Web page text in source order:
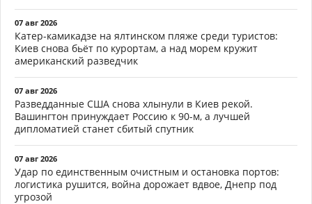
07 авг 2026
Катер-камикадзе на ялтинском пляже среди туристов:
Киев снова бьёт по курортам, а над морем кружит
американский разведчик
07 авг 2026
Разведданные США снова хлынули в Киев рекой.
Вашингтон принуждает Россию к 90-м, а лучшей
дипломатией станет сбитый спутник
07 авг 2026
Удар по единственным очистным и остановка портов:
логистика рушится, война дорожает вдвое, Днепр под
угрозой